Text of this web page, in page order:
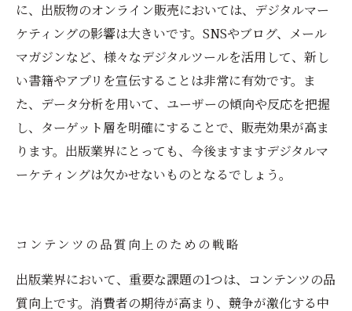
に、出版物のオンライン販売においては、デジタルマー
ケティングの影響は大きいです。SNSやブログ、メール
マガジンなど、様々なデジタルツールを活用して、新し
い書籍やアプリを宣伝することは非常に有効です。ま
た、データ分析を用いて、ユーザーの傾向や反応を把握
し、ターゲット層を明確にすることで、販売効果が高ま
ります。出版業界にとっても、今後ますますデジタルマ
ーケティングは欠かせないものとなるでしょう。
コンテンツの品質向上のための戦略
出版業界において、重要な課題の1つは、コンテンツの品
質向上です。消費者の期待が高まり、競争が激化する中